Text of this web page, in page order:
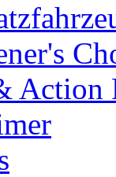
Action